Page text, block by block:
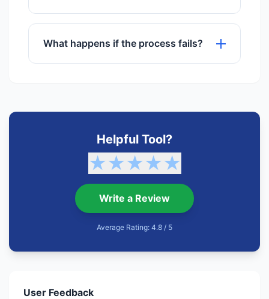
No registration or sign-up is required to
use any of our tools.
What happens if the process fails?
Helpful Tool?
★★★★★
Write a Review
Average Rating: 4.8 / 5
User Feedback